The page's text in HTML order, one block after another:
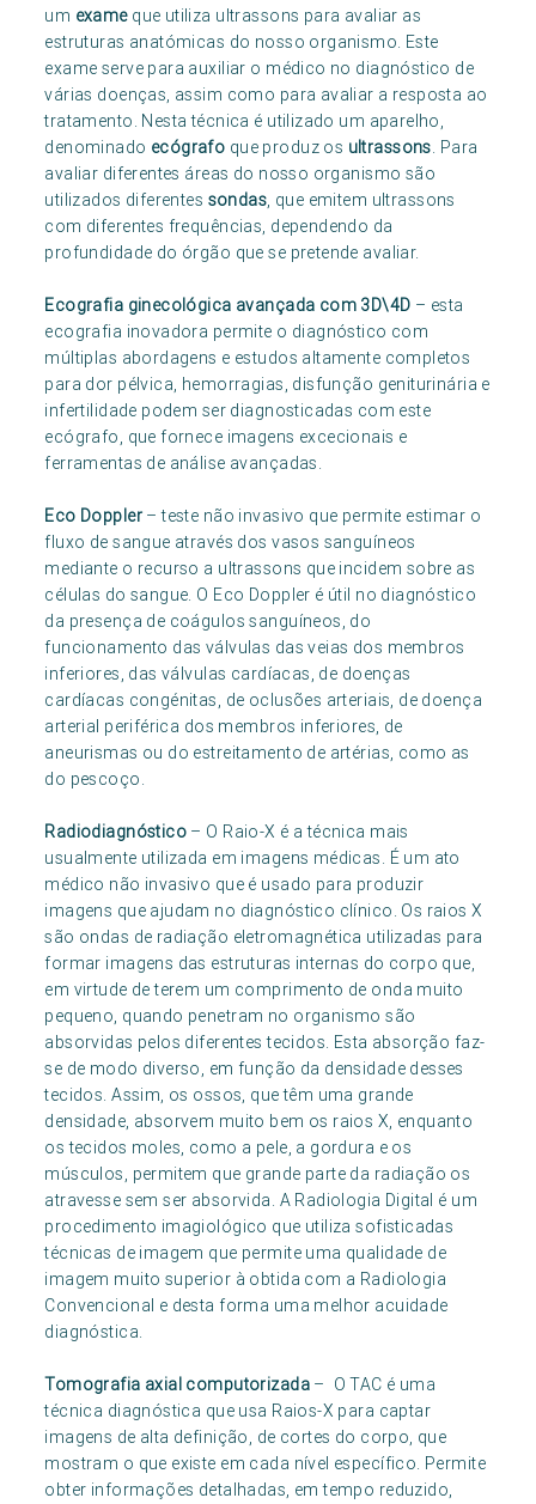
um exameque utiliza ultrassons para avaliar as
estruturas anatómicas do nosso organismo. Este
exame serve para auxiliar o médico no diagnóstico de
várias doenças, assim como para avaliar a resposta ao
tratamento. Nesta técnica é utilizado um aparelho,
denominado ecógrafo que produz os ultrassons. Para
avaliar diferentes áreas do nosso organismo são
utilizados diferentes sondas, que emitem ultrassons
com diferentes frequências, dependendo da
profundidade do órgão que se pretende avaliar.
Ecografia ginecológica avançada com 3D\4D – esta
ecografia inovadora permite o diagnóstico com
múltiplas abordagens e estudos altamente completos
para dor pélvica, hemorragias, disfunção geniturinária e
infertilidade podem ser diagnosticadas com este
ecógrafo, que fornece imagens excecionais e
ferramentas de análise avançadas.
Eco Doppler– teste não invasivo que permite estimar o
fluxo de sangue através dos vasos sanguíneos
mediante o recurso a ultrassons que incidem sobre as
células do sangue. O Eco Doppler é útil no diagnóstico
da presença de coágulos sanguíneos, do
funcionamento das válvulas das veias dos membros
inferiores, das válvulas cardíacas, de doenças
cardíacas congénitas, de oclusões arteriais, de doença
arterial periférica dos membros inferiores, de
aneurismas ou do estreitamento de artérias, como as
do pescoço.
Radiodiagnóstico – O Raio-X é a técnica mais
usualmente utilizada em imagens médicas. É um ato
médico não invasivo que é usado para produzir
imagens que ajudam no diagnóstico clínico. Os raios X
são ondas de radiação eletromagnética utilizadas para
formar imagens das estruturas internas do corpo que,
em virtude de terem um comprimento de onda muito
pequeno, quando penetram no organismo são
absorvidas pelos diferentes tecidos. Esta absorção faz-
se de modo diverso, em função da densidade desses
tecidos. Assim, os ossos, que têm uma grande
densidade, absorvem muito bem os raios X, enquanto
os tecidos moles, como a pele, a gordura e os
músculos, permitem que grande parte da radiação os
atravesse sem ser absorvida. A Radiologia Digital é um
procedimento imagiológico que utiliza sofisticadas
técnicas de imagem que permite uma qualidade de
imagem muito superior à obtida com a Radiologia
Convencional e desta forma uma melhor acuidade
diagnóstica.
Tomografia axial computorizada– O TAC é uma
técnica diagnóstica que usa Raios-X para captar
imagens de alta definição, de cortes do corpo, que
mostram o que existe em cada nível específico. Permite
obter informações detalhadas, em tempo reduzido,